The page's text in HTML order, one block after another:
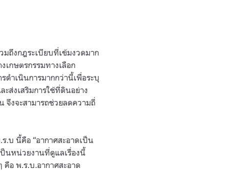
มถึงกฎระเบียบที่เข้มงวดมาก
เกษตรกรรมทางเลือก
ดำเนินการมากกว่านี้เพื่อระบุ
ส่งเสริมการใช้ที่ดินอย่าง
จึงจะสามารถช่วยลดความถี่
.บ นี้คือ “อากาศสะอาดเป็น
ป็นหน่วยงานที่ดูแลเรื่องนี้
อ พ.ร.บ.อากาศสะอาด